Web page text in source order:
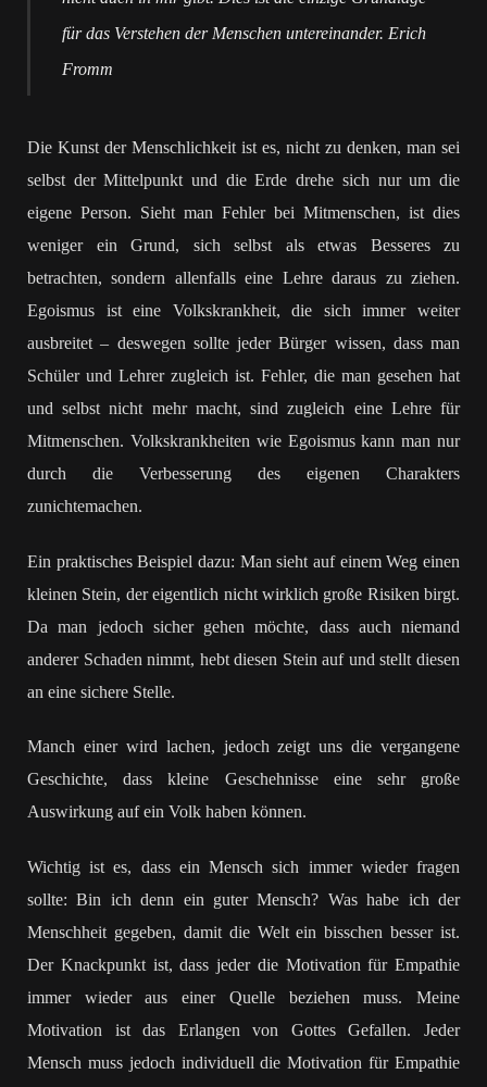
für das Verstehen der Menschen untereinander. Erich
Fromm
Die Kunst der Menschlichkeit ist es, nicht zu denken, man sei
selbst der Mittelpunkt und die Erde drehe sich nur um die
eigene Person. Sieht man Fehler bei Mitmenschen, ist dies
weniger ein Grund, sich selbst als etwas Besseres zu
betrachten, sondern allenfalls eine Lehre daraus zu ziehen.
Egoismus ist eine Volkskrankheit, die sich immer weiter
ausbreitet – deswegen sollte jeder Bürger wissen, dass man
Schüler und Lehrer zugleich ist. Fehler, die man gesehen hat
und selbst nicht mehr macht, sind zugleich eine Lehre für
Mitmenschen. Volkskrankheiten wie Egoismus kann man nur
durch die Verbesserung des eigenen Charakters
zunichtemachen.
Ein praktisches Beispiel dazu: Man sieht auf einem Weg einen
kleinen Stein, der eigentlich nicht wirklich große Risiken birgt.
Da man jedoch sicher gehen möchte, dass auch niemand
anderer Schaden nimmt, hebt diesen Stein auf und stellt diesen
an eine sichere Stelle.
Manch einer wird lachen, jedoch zeigt uns die vergangene
Geschichte, dass kleine Geschehnisse eine sehr große
Auswirkung auf ein Volk haben können.
Wichtig ist es, dass ein Mensch sich immer wieder fragen
sollte: Bin ich denn ein guter Mensch? Was habe ich der
Menschheit gegeben, damit die Welt ein bisschen besser ist.
Der Knackpunkt ist, dass jeder die Motivation für Empathie
immer wieder aus einer Quelle beziehen muss. Meine
Motivation ist das Erlangen von Gottes Gefallen. Jeder
Mensch muss jedoch individuell die Motivation für Empathie